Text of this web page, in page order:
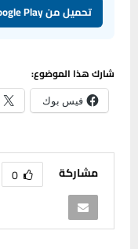
تحميل من Google Play
شارك هذا الموضوع:
فيس بوك
مشاركة 0